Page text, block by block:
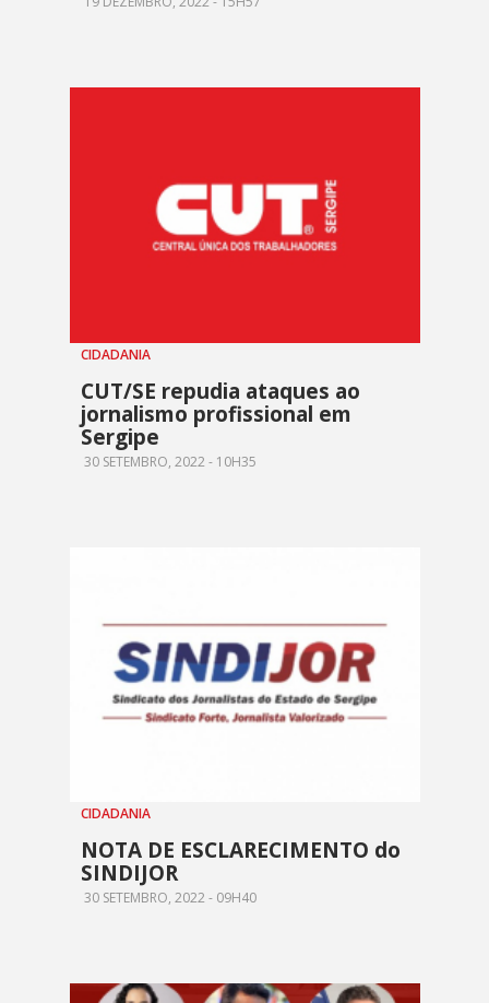
CIDADANIA
CUT/SE repudia ataques ao
jornalismo profissional em
Sergipe
30 SETEMBRO, 2022 - 10H35
CIDADANIA
NOTA DE ESCLARECIMENTO do
SINDIJOR
30 SETEMBRO, 2022 - 09H40